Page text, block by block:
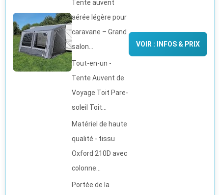
Tente auvent
aérée légère pour
caravane – Grand
salon...
Tout-en-un -
Tente Auvent de
Voyage Toit Pare-
soleil Toit...
Matériel de haute
qualité - tissu
Oxford 210D avec
colonne...
Portée de la
VOIR : INFOS & PRIX